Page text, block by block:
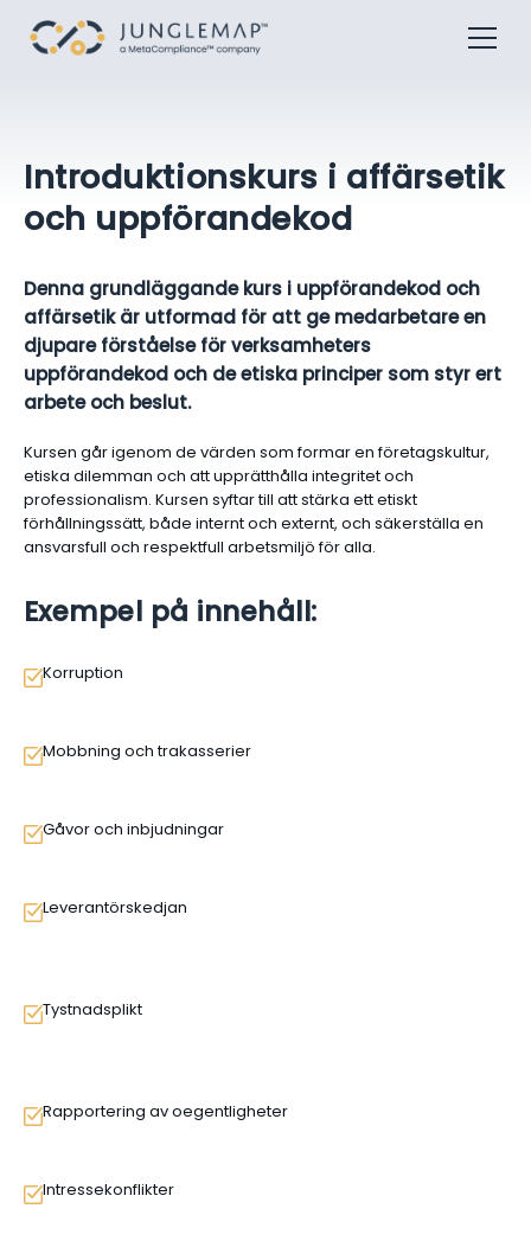
Introduktionskurs i affärsetik
och uppförandekod
Denna grundläggande kurs i uppförandekod och
affärsetik är utformad för att ge medarbetare en
djupare förståelse för verksamheters
uppförandekod och de etiska principer som styr ert
arbete och beslut.
Kursen går igenom de värden som formar en företagskultur,
etiska dilemman och att upprätthålla integritet och
professionalism. Kursen syftar till att stärka ett etiskt
förhållningssätt, både internt och externt, och säkerställa en
ansvarsfull och respektfull arbetsmiljö för alla.
Exempel på innehåll:
Korruption
Mobbning och trakasserier
Gåvor och inbjudningar
Leverantörskedjan
Tystnadsplikt
Rapportering av oegentligheter
Intressekonflikter